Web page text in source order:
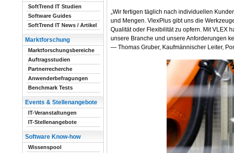
„Wir fertigen täglich nach individuellen
und Mengen. VlexPlus gibt uns die
Qualität oder Flexibilität zu opfern. Mit VLEX
unsere Branche und unsere Anforderungen
— Thomas Gruber, Kaufmännischer Leiter,
SoftTrend IT Studien
Software Guides
SoftTrend IT News / Artikel
Marktforschung
Marktforschungsbereiche
Auftragsstudien
Partnerrecherche
Anwenderbefragungen
Benchmark Tests
Events & Stellenangebote
IT-Veranstaltungen
IT-Stellenangebote
Software Know-how
Wissenspool